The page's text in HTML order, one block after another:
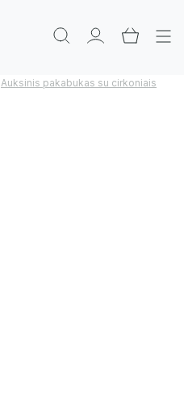
Auksinis pakabukas su cirkoniais